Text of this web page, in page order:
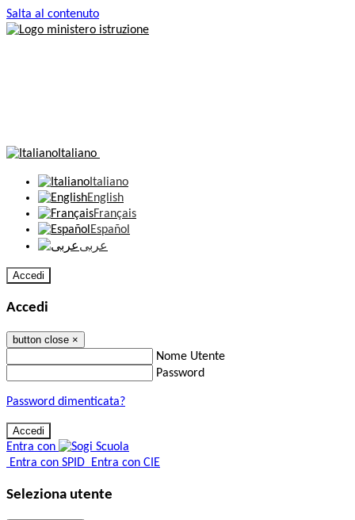
Salta al contenuto
Italiano
Italiano
English
Français
Español
عربى
Accedi
Accedi
button close ×
Nome Utente
Password
Password dimenticata?
Entra con
Entra con SPID Entra con CIE
Seleziona utente